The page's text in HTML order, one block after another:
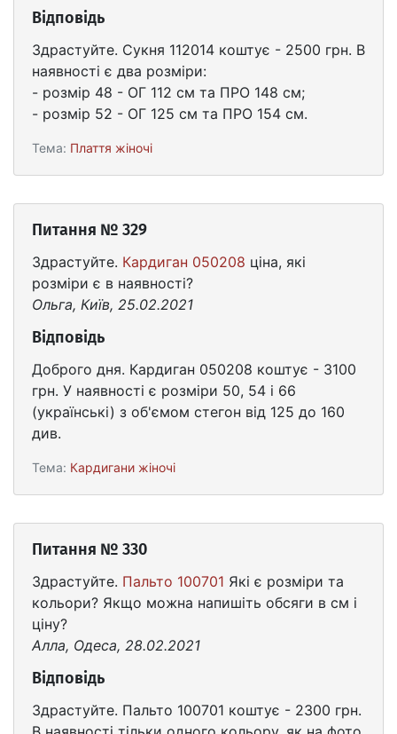
Відповідь
Здрастуйте. Сукня 112014 коштує - 2500 грн. В
наявності є два розміри:
- розмір 48 - ОГ 112 см та ПРО 148 см;
- розмір 52 - ОГ 125 см та ПРО 154 см.
Тема: Плаття жіночі
Питання № 329
Здрастуйте. Кардиган 050208 ціна, які
розміри є в наявності?
Ольга, Київ, 25.02.2021
Відповідь
Доброго дня. Кардиган 050208 коштує - 3100
грн. У наявності є розміри 50, 54 і 66
(українські) з об'ємом стегон від 125 до 160
див.
Тема: Кардигани жіночі
Питання № 330
Здрастуйте. Пальто 100701 Які є розміри та
кольори? Якщо можна напишіть обсяги в см і
ціну?
Алла, Одеса, 28.02.2021
Відповідь
Здрастуйте. Пальто 100701 коштує - 2300 грн.